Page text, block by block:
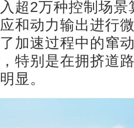
超2万种控制场
和动力输出进行
加速过程中的窜
特别是在拥挤道
显。